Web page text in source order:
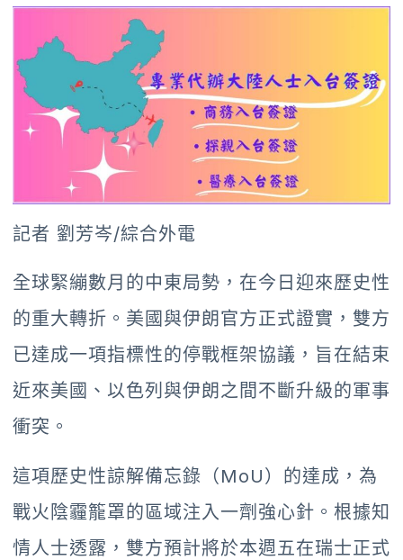
記者 劉芳岑/綜合外電
全球緊繃數月的中東局勢，在今日迎來歷史性
的重大轉折。美國與伊朗官方正式證實，雙方
已達成一項指標性的停戰框架協議，旨在結束
近來美國、以色列與伊朗之間不斷升級的軍事
衝突。
這項歷史性諒解備忘錄（MoU）的達成，為
戰火陰霾籠罩的區域注入一劑強心針。根據知
情人士透露，雙方預計將於本週五在瑞士正式